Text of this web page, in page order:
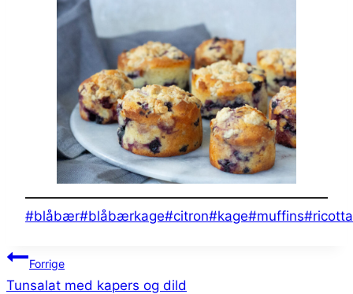
Indlæg-
#blåbær#blåbærkage#citron#kage#muffins#ricotta
Indlægsnavigation
Forrige
Tunsalat med kapers og dild